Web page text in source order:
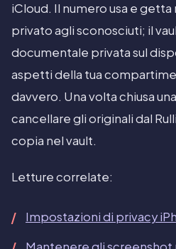
iCloud. Il numero usa e
privato agli sconosciuti; il
documentale privata sul
aspetti della tua
davvero. Una volta chiusa
cancellare gli originali dal
copia nel vault.
Letture correlate:
Impostazioni di privacy